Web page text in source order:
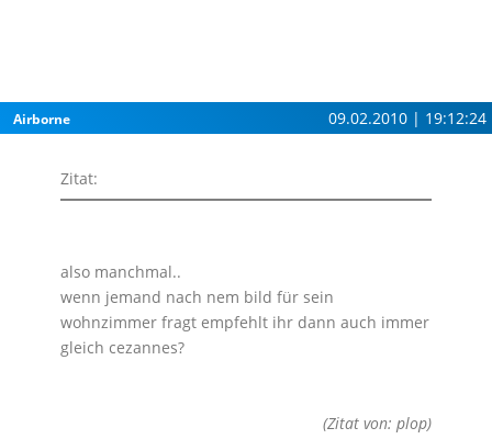
Airborne 09.02.2010 | 19:12:24
Zitat:
also manchmal..
wenn jemand nach nem bild für sein
wohnzimmer fragt empfehlt ihr dann auch immer
gleich cezannes?
(Zitat von: plop)